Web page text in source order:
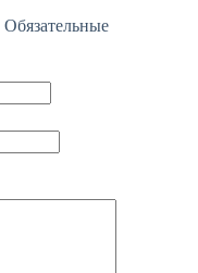
Обязательные